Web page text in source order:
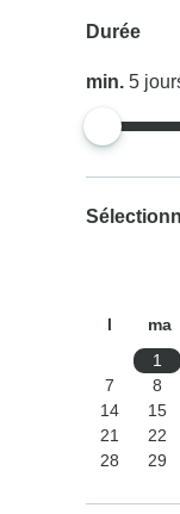
Durée
min.5
l ma
1
7
8
14
15
21
22
28
29